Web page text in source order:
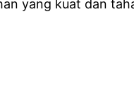
yang kuat dan